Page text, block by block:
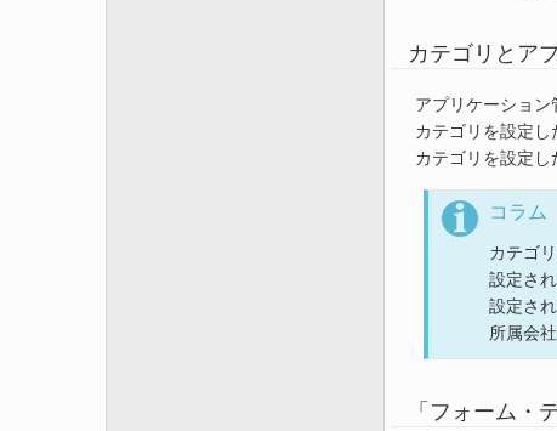
カテゴリとア
アプリケーション
カテゴリを設定し
カテゴリを設定し
コラム
カテゴ
設定され
設定さ
所属会
「フォーム・